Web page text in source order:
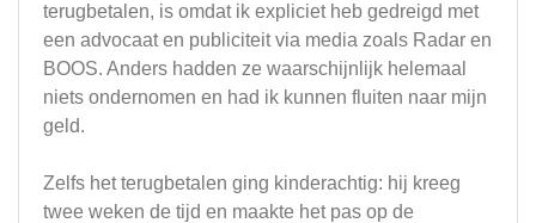
terugbetalen, is omdat ik expliciet heb gedreigd met
een advocaat en publiciteit via media zoals Radar en
BOOS. Anders hadden ze waarschijnlijk helemaal
niets ondernomen en had ik kunnen fluiten naar mijn
geld.
Zelfs het terugbetalen ging kinderachtig: hij kreeg
twee weken de tijd en maakte het pas op de